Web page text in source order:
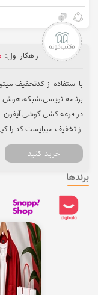
راهکار اول:
در قرعه کشی گوشی آیفون
از تخفیف میبایست کد را
خرید کنید
برندها